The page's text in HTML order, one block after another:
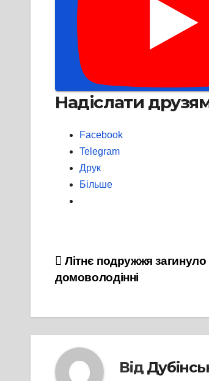
Надіслати
Facebook
Telegram
Друк
Більше
Навігація
записів
Літнє подружжя
домоволодінні
Від